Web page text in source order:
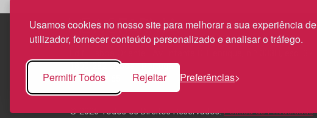
Usamos cookies no nosso site para melhorar a sua experiência de
utilizador, fornecer conteúdo personalizado e analisar o tráfego.
Permitir Todos Rejeitar Preferências
1800-282 Lisboa | Portugal
21 850 40 65
© 2026 Todos os Direitos Reservados.Política de Privacidade